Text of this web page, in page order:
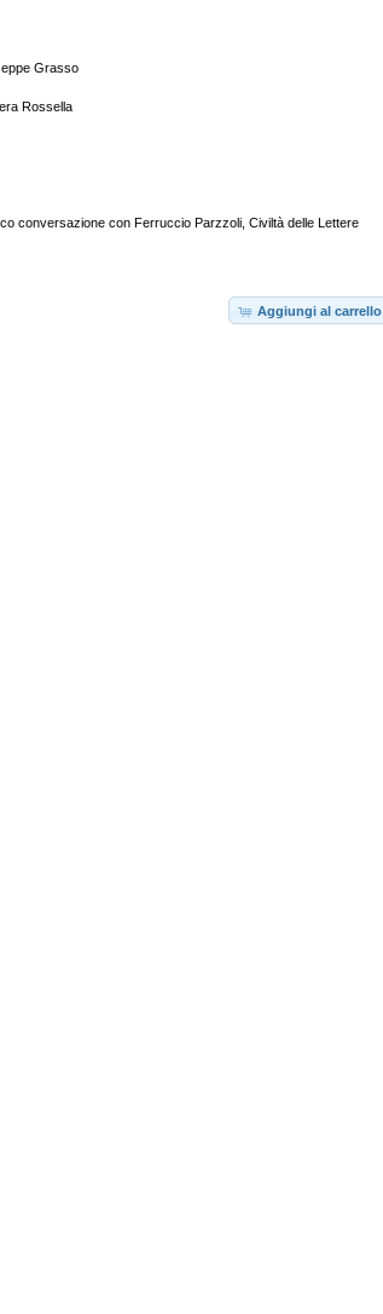
Grasso
Rossella
conversazione con Ferruccio Parzzoli, Civiltà delle Lettere
Aggiungi al carrello